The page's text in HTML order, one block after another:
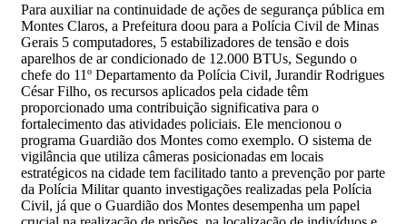
Para auxiliar na continuidade de ações de segurança pública em
Montes Claros, a Prefeitura doou para a Polícia Civil de Minas
Gerais 5 computadores, 5 estabilizadores de tensão e dois
aparelhos de ar condicionado de 12.000 BTUs, Segundo o
chefe do 11º Departamento da Polícia Civil, Jurandir Rodrigues
César Filho, os recursos aplicados pela cidade têm
proporcionado uma contribuição significativa para o
fortalecimento das atividades policiais. Ele mencionou o
programa Guardião dos Montes como exemplo. O sistema de
vigilância que utiliza câmeras posicionadas em locais
estratégicos na cidade tem facilitado tanto a prevenção por parte
da Polícia Militar quanto investigações realizadas pela Polícia
Civil, já que o Guardião dos Montes desempenha um papel